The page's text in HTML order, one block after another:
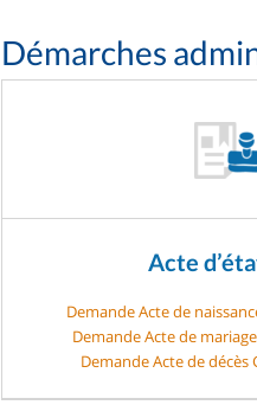
Démarches
Acte
Demande Acte de
Demande Acte de
Demande Acte de décès